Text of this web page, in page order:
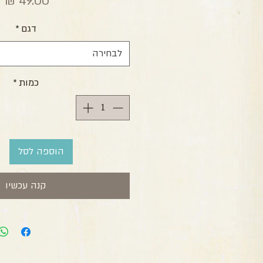
דגם *
לבחירה
כמות *
הוספה לסל
קנה עכשיו